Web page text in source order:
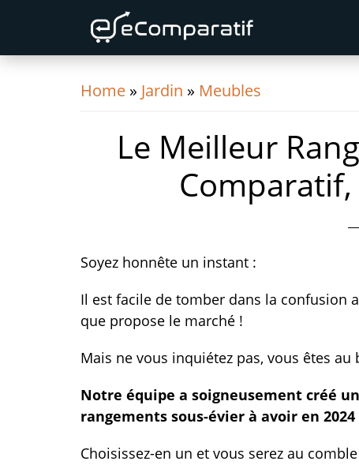
primary
navigation
content
primary
Home » Jardin » Meubles
Le Meilleur
Comparatif,
Soyez honnête un instant :
Il est facile de tomber dans la confusion
que propose le marché !
Mais ne vous inquiétez pas, vous êtes au
Notre équipe a soigneusement créé
rangements sous-évier à avoir en 2024
Choisissez-en un et vous serez au